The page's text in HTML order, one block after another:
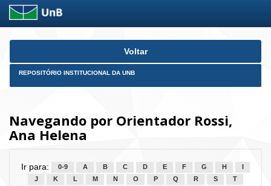
Skip
Voltar
REPOSITÓRIO INSTITUCIONAL DA UNB
Navegando por Orientador Rossi,
Ana Helena
Ir para: 0-9 A B C D E F G H
J
K L M N O P Q R S
T